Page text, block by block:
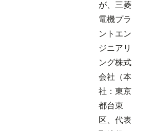
が、三菱
電機プラ
ントエン
ジニアリ
ング株式
会社（本
社：東京
都台東
区、代表